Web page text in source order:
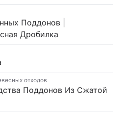
Поддонов |
Дробилка
отходов
Поддонов Из Сжатой